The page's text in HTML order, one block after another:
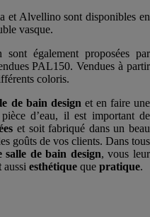
et Alvellino sont disponibles en
vasque.
également proposées par
PAL150. Vendues à partir
coloris.
de bain design et en faire une
d’eau, il est important de
et soit fabriqué dans un beau
goûts de vos clients. Dans tous
salle de bain design, vous leur
aussi esthétique que pratique.